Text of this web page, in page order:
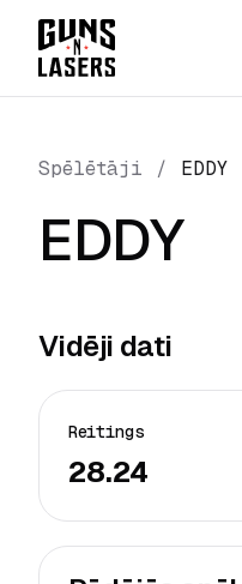
Spēlētāji / EDDY
EDDY
Vidēji dati
Reitings
28.24